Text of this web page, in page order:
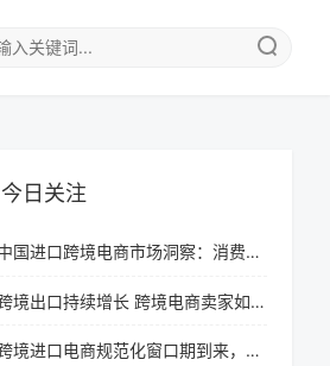
今日关注
中国进口跨境电商市场洞察：消费者网购行为、需求趋势与市场战略分析
跨境出口持续增长 跨境电商卖家如何抓住出海机遇与实操策略
跨境进口电商规范化窗口期到来，商家该如何应对转型挑战？